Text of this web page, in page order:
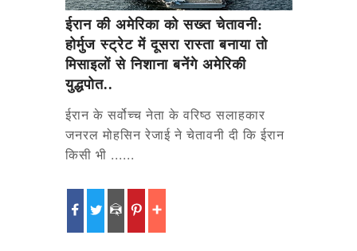
ईरान की अमेरिका को सख्त चेतावनी:
होर्मुज स्ट्रेट में दूसरा रास्ता बनाया तो
मिसाइलों से निशाना बनेंगे अमेरिकी
युद्धपोत..
ईरान के सर्वोच्च नेता के वरिष्ठ सलाहकार
जनरल मोहसिन रेजाई ने चेतावनी दी कि ईरान
किसी भी ......